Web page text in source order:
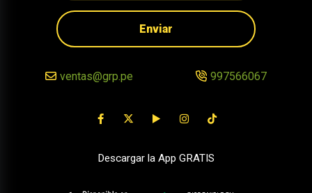
Enviar
ventas@grp.pe 997566067
Descargar la App GRATIS